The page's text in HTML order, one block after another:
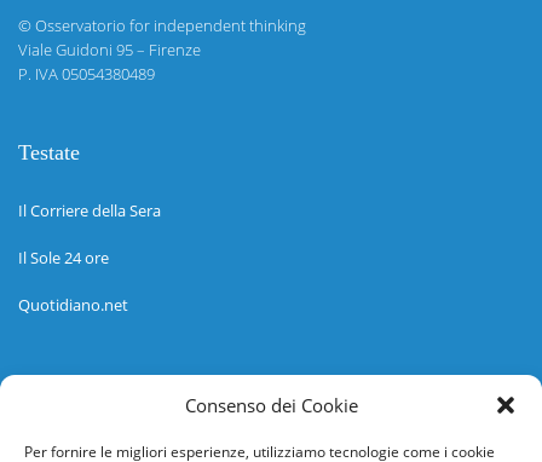
Consenso dei Cookie
Per fornire le migliori esperienze, utilizziamo tecnologie come i cookie
©Osservatorio for independent thinking
Viale Guidoni 95 – Firenze
P. IVA 05054380489
Testate
Il Corriere della Sera
Il Sole 24 ore
Quotidiano.net
Informazioni